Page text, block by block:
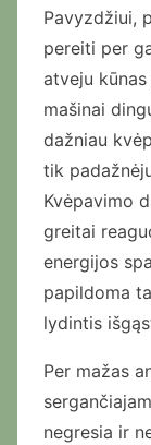
Pavyzdžiui,
pereiti per
atveju
mašinai
dažniau
tik
Kvėpavimo
greitai
energijos
papildoma
lydintis
Per mažas
negresia ir